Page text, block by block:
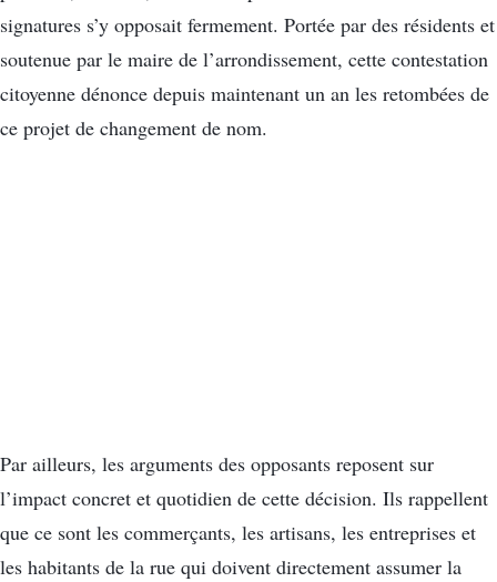
signatures s’y opposait fermement. Portée par des résidents et
soutenue par le maire de l’arrondissement, cette contestation
citoyenne dénonce depuis maintenant un an les retombées de
ce projet de changement de nom.
Par ailleurs, les arguments des opposants reposent sur
l’impact concret et quotidien de cette décision. Ils rappellent
que ce sont les commerçants, les artisans, les entreprises et
les habitants de la rue qui doivent directement assumer la